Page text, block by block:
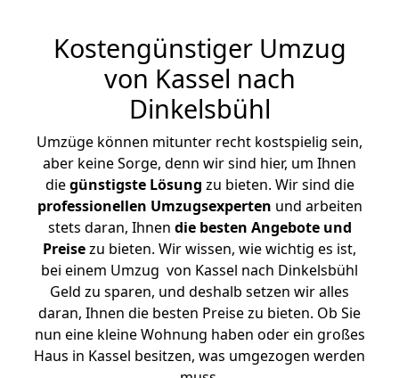
Kostengünstiger Umzug
von Kassel nach
Dinkelsbühl
Umzüge können mitunter recht kostspielig sein,
aber keine Sorge, denn wir sind hier, um Ihnen
diegünstigste Lösung zu bieten. Wir sind die
professionellen Umzugsexperten und arbeiten
stets daran, Ihnen die besten Angebote und
Preisezu bieten. Wir wissen, wie wichtig es ist,
bei einem Umzug von Kassel nach Dinkelsbühl
Geld zu sparen, und deshalb setzen wir alles
daran, Ihnen die besten Preise zu bieten. Ob Sie
nun eine kleine Wohnung haben oder ein großes
Haus in Kassel besitzen, was umgezogen werden